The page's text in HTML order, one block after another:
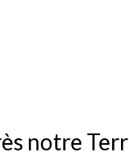
notre